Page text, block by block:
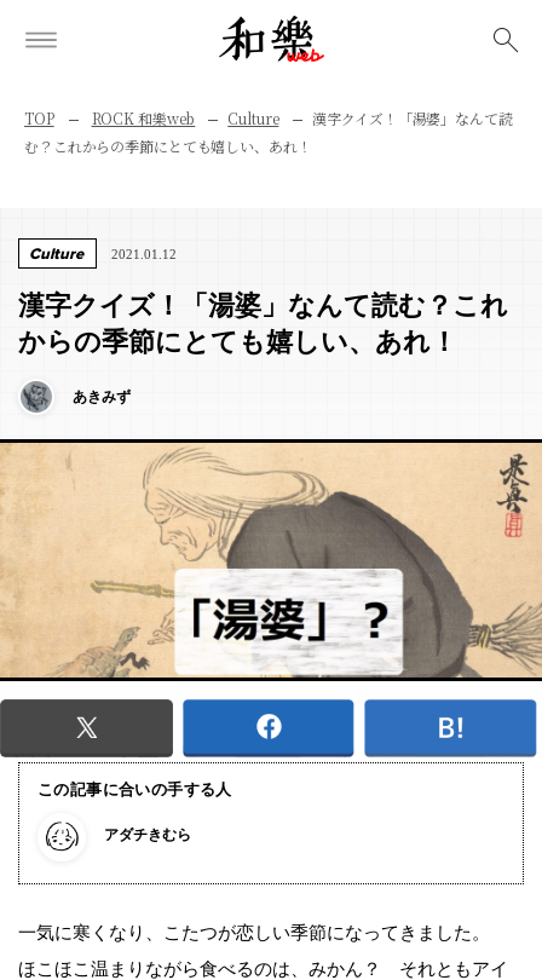
TOP ROCK 和樂web Culture
漢字クイズ！「湯婆」なんて読
む？これからの季節にとても嬉しい、あれ！
Culture 2021.01.12
漢字クイズ！「湯婆」なんて読む？これ
からの季節にとても嬉しい、あれ！
あきみず
この記事に合いの手する人
アダチきむら
一気に寒くなり、こたつが恋しい季節になってきました。
ほこほこ温まりながら食べるのは、みかん？ それともアイ